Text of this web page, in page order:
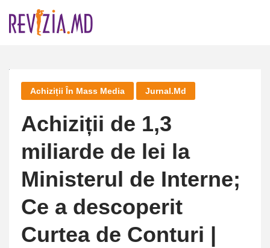
Achiziții În Mass Media Jurnal.md
Achiziții de 1,3
miliarde de lei la
Ministerul de Interne;
Ce a descoperit
Curtea de Conturi |